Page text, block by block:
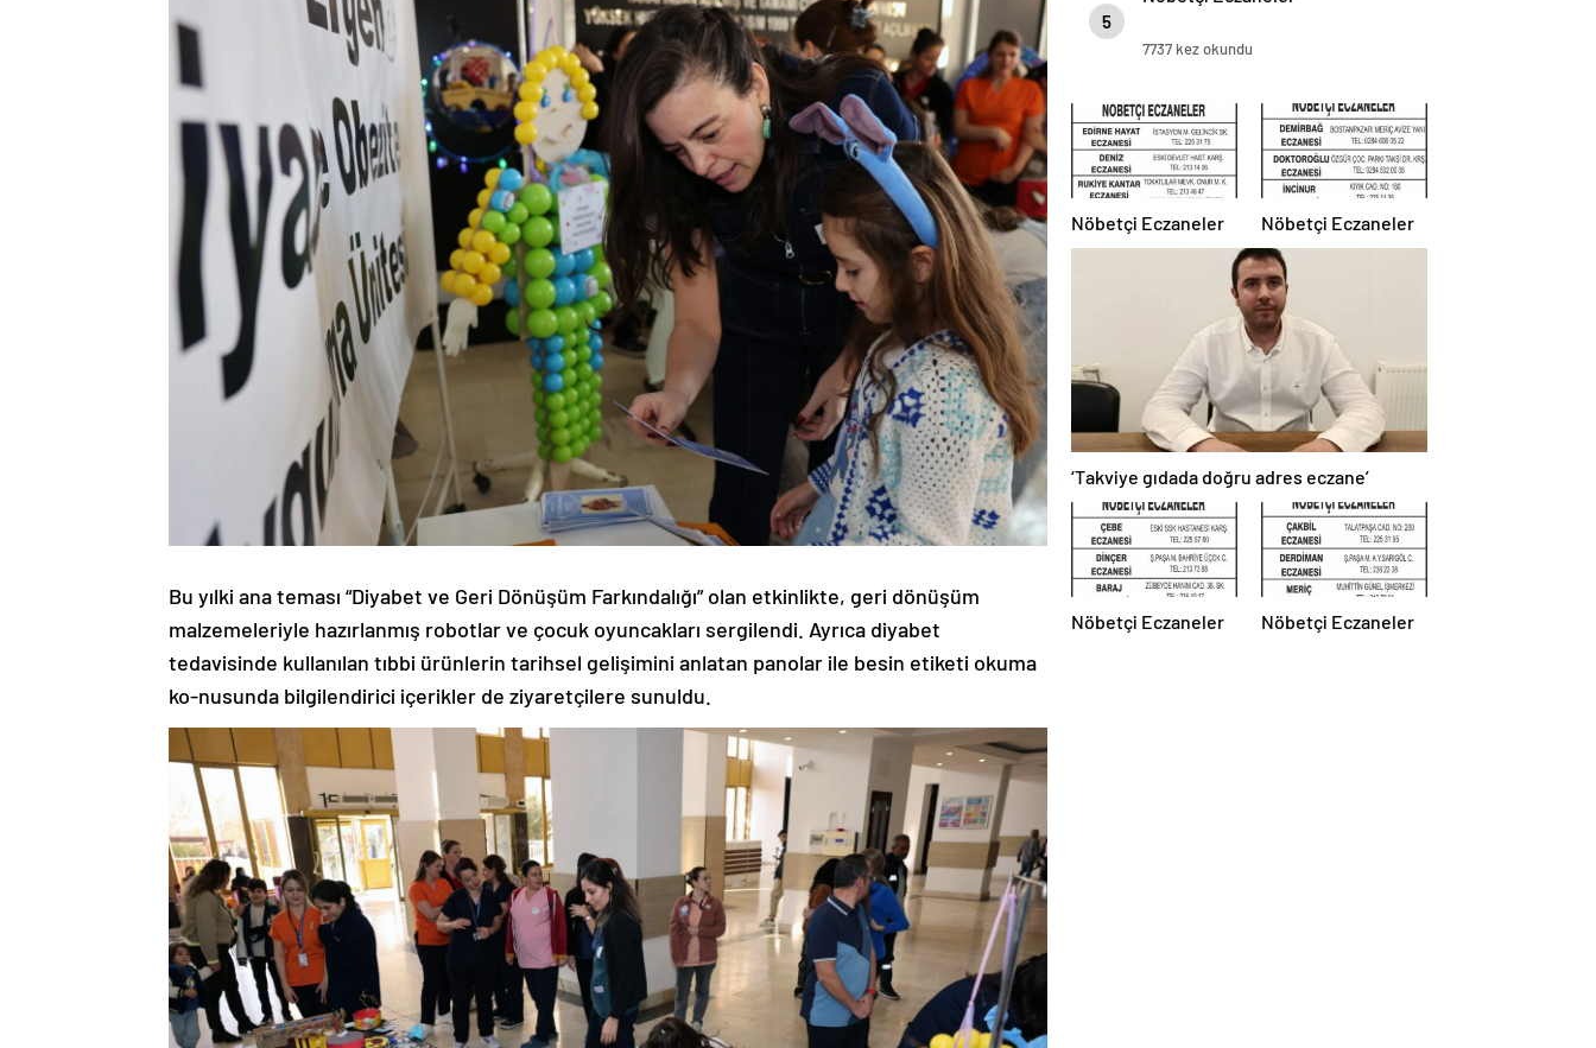
Bu yılki ana teması “Diyabet ve Geri Dönüşüm Farkındalığı” olan etkinlikte, geri dönüşüm
malzemeleriyle hazırlanmış robotlar ve çocuk oyuncakları sergilendi. Ayrıca diyabet
tedavisinde kullanılan tıbbi ürünlerin tarihsel gelişimini anlatan panolar ile besin etiketi okuma
ko-nusunda bilgilendirici içerikler de ziyaretçilere sunuldu.
5
7737 kez okundu
Nöbetçi Eczaneler Nöbetçi Eczaneler
‘Takviye gıdada doğru adres eczane’
Nöbetçi Eczaneler Nöbetçi Eczaneler